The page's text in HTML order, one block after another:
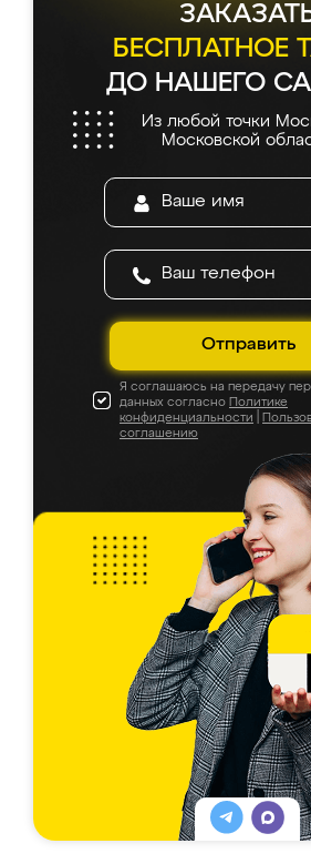
БЕСПЛАТНОЕ
ДО НАШЕГО
Из любой точки
Московской
Отправить
Я соглашаюсь на передачу
данных согласно Политике
конфиденциальности
соглашению